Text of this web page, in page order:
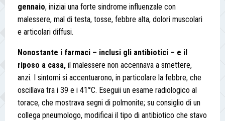
gennaio, iniziai una forte sindrome influenzale con
malessere, mal di testa, tosse, febbre alta, dolori muscolari
e articolari diffusi.
Nonostante i farmaci – inclusi gli antibiotici – e il
riposo a casa, il malessere non accennava a smettere,
anzi. I sintomi si accentuarono, in particolare la febbre, che
oscillava tra i 39 e i 41°C. Eseguii un esame radiologico al
torace, che mostrava segni di polmonite; su consiglio di un
collega pneumologo, modificai il tipo di antibiotico che stavo